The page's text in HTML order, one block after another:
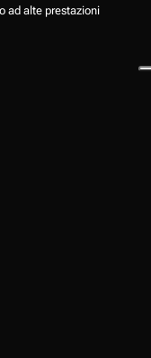
ad alte prestazioni